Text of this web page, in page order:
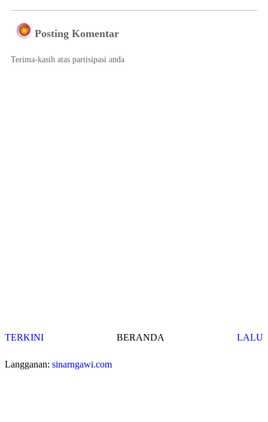
Posting Komentar
Terima-kasih atas partisipasi anda
TERKINI LALU
BERANDA
Langganan: sinarngawi.com